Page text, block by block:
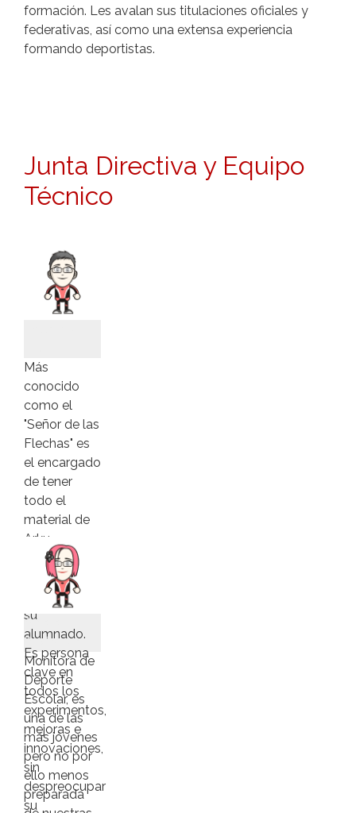
formación. Les avalan sus titulaciones oficiales y
federativas, así como una extensa experiencia
formando deportistas.
Junta Directiva y Equipo
Técnico
Más
conocido
como el
"Señor de las
Flechas" es
el encargado
de tener
todo el
material de
Arku
Lagunak
Eskola
apunto para
su
alumnado.
Es persona
clave en
todos los
experimentos,
mejoras e
innovaciones,
sin
despreocupar
su
Ainara
Profesora
Monitora de
Deporte
Escolar, es
una de las
más jóvenes
pero no por
ello menos
preparada